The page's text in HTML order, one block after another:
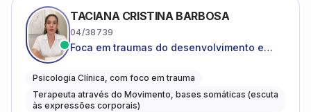
TACIANA CRISTINA BARBOSA
04/38739
Foca em traumas do desenvolvimento e
Psicologia Clínica, com foco em trauma
Terapeuta através do Movimento, bases somáticas (escuta
às expressões corporais)